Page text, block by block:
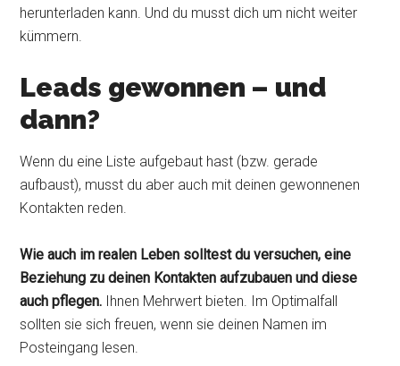
herunterladen kann. Und du musst dich um nicht weiter
kümmern.
Leads gewonnen – und
dann?
Wenn du eine Liste aufgebaut hast (bzw. gerade
aufbaust), musst du aber auch mit deinen gewonnenen
Kontakten reden.
Wie auch im realen Leben solltest du versuchen, eine
Beziehung zu deinen Kontakten aufzubauen und diese
auch pflegen. Ihnen Mehrwert bieten. Im Optimalfall
sollten sie sich freuen, wenn sie deinen Namen im
Posteingang lesen.